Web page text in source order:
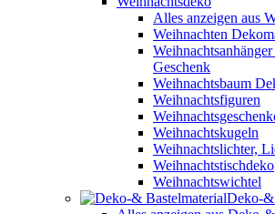
Alles anzeigen aus
Weihnachten
Geschenk
Weihnachtsbaum
Weihnachtsfiguren
Weihnachtskugeln
Weihnachtslichter,
Weihnachtstischdeko
Weihnachtswichtel
Deko-&